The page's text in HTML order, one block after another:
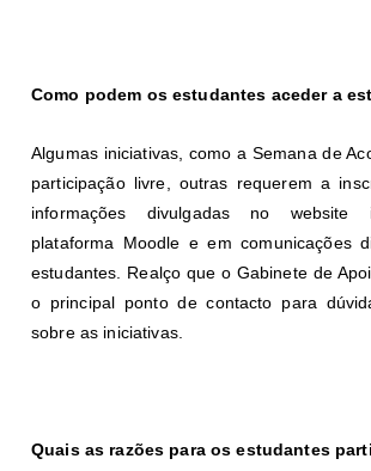
Como podem os estudantes aceder a
Algumas iniciativas, como a Semana de
participação livre, outras requerem a
informações divulgadas no website
plataforma Moodle e em comunicações
estudantes. Realço que o Gabinete de
o principal ponto de contacto para
sobre as iniciativas.
Quais as razões para os estudantes